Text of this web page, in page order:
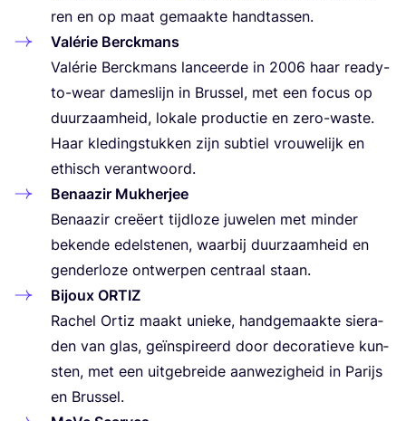
ren en op maat gemaak­te handtassen.
Valé­rie Ber­ck­mans
Valé­rie Ber­ck­mans lan­ceer­de in 2006 haar rea­dy-
to-wear dames­lijn in Brus­sel, met een focus op
duur­zaam­heid, loka­le pro­duc­tie en zero-was­te.
Haar kle­ding­stuk­ken zijn sub­tiel vrou­we­lijk en
ethisch verantwoord.
Benaazir Muk­her­jee
Benaazir cre­ëert tijd­lo­ze juwe­len met min­der
beken­de edel­ste­nen, waar­bij duur­zaam­heid en
gen­der­lo­ze ont­wer­pen cen­traal staan.
Bijoux ORTIZ
Rachel Ortiz maakt unie­ke, hand­ge­maak­te sie­ra­
den van glas, geïn­spi­reerd door deco­ra­tie­ve kun­
sten, met een uit­ge­brei­de aan­we­zig­heid in Parijs
en Brussel.